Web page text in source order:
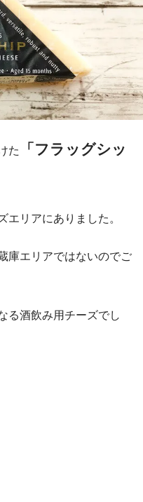
た
「フラッグシッ
エリアにありました。
庫エリアではないのでご
る酒飲み用チーズでし